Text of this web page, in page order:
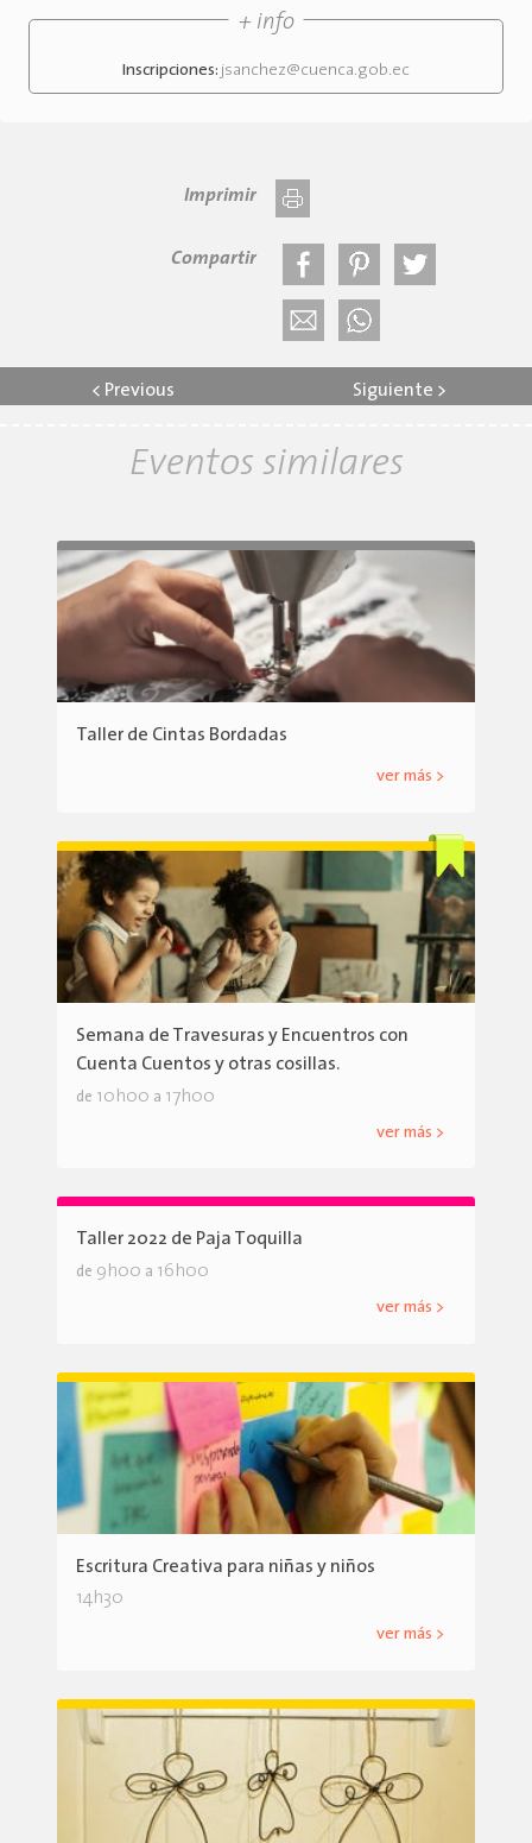
+ info
Inscripciones: jsanchez@cuenca.gob.ec
Imprimir
Compartir
< Previous Siguiente >
Eventos similares
Taller de Cintas Bordadas
ver más >
Semana de Travesuras y Encuentros con
Cuenta Cuentos y otras cosillas.
de 10h00 a 17h00
ver más >
Taller 2022 de Paja Toquilla
de 9h00 a 16h00
ver más >
Escritura Creativa para niñas y niños
14h30
ver más >